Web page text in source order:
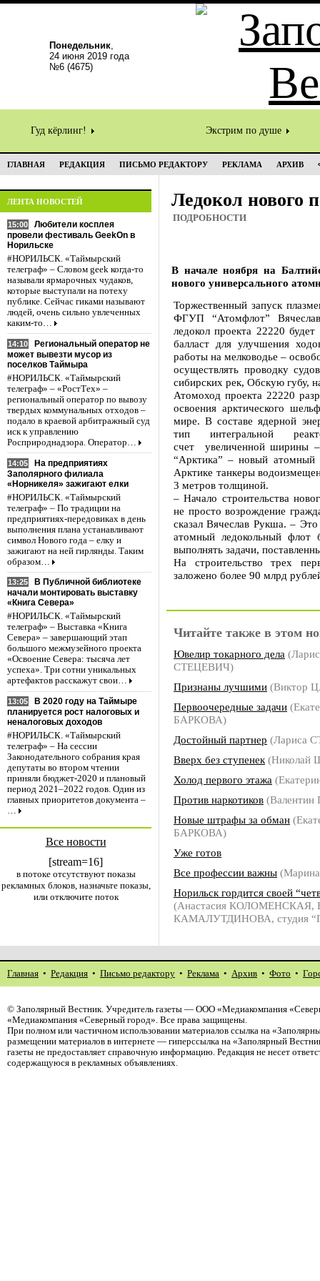
Понедельник,
24 июня 2019 года
№6 (4675)
Гуд кёрлинг! Экстрим по душе
ГЛАВНАЯ РЕДАКЦИЯ ПИСЬМО РЕДАКТОРУ РЕКЛАМА АРХИВ
ЛЕНТА НОВОСТЕЙ
15:00
Любители косплея
провели фестиваль GeekOn в
Норильске
#НОРИЛЬСК. «Таймырский
телеграф» – Словом geek когда-то
называли ярмарочных чудаков,
которые выступали на потеху
публике. Сейчас гиками называют
людей, очень сильно увлеченных
каким-то…
14:10
Региональный оператор не
может вывезти мусор из
поселков Таймыра
#НОРИЛЬСК. «Таймырский
телеграф» – «РостТех» –
региональный оператор по вывозу
твердых коммунальных отходов –
подало в краевой арбитражный суд
иск к управлению
Росприроднадзора. Оператор…
14:05
На предприятиях
Заполярного филиала
«Норникеля» зажигают елки
#НОРИЛЬСК. «Таймырский
телеграф» – По традиции на
предприятиях-передовиках в день
выполнения плана устанавливают
символ Нового года – елку и
зажигают на ней гирлянды. Таким
образом…
13:25
В Публичной библиотеке
начали монтировать выставку
«Книга Севера»
#НОРИЛЬСК. «Таймырский
телеграф» – Выставка «Книга
Севера» – завершающий этап
большого межмузейного проекта
«Освоение Севера: тысяча лет
успеха». Три сотни уникальных
артефактов расскажут свои…
13:05
В 2020 году на Таймыре
планируется рост налоговых и
неналоговых доходов
#НОРИЛЬСК. «Таймырский
телеграф» – На сессии
Законодательного собрания края
депутаты во втором чтении
приняли бюджет-2020 и плановый
период 2021–2022 годов. Один из
главных приоритетов документа –
…
Все новости
[stream=16]
в потоке отсутствуют показы
рекламных блоков, назначьте показы,
или отключите поток
Ледокол нового
ПОДРОБНОСТИ
В начале ноября на
нового универсального
Торжественный запуск
ФГУП “Атомфлот”
ледокол проекта 22220
балласт для улучшения
работы на мелководье –
осуществлять проводку
сибирских рек, Обскую губу,
Атомоход проекта 22220
освоения арктического
мире. В составе ядерной
тип интегральной
счет увеличенной ширины
“Арктика” – новый атомный
Арктике танкеры
3 метров толщиной.
– Начало строительства
не просто возрождение
сказал Вячеслав Рукша. –
атомный ледокольный флот
выполнять задачи,
На строительство трех
заложено более 90 млрд
Читайте также в этом
Ювелир токарного дела
СТЕЦЕВИЧ)
Признаны лучшими (Виктор
Первоочередные задачи
БАРКОВА)
Достойный партнер (Лариса
Вверх без ступенек
Холод первого этажа
Против наркотиков
Новые штрафы за обман
БАРКОВА)
Уже готов
Все профессии важны
Норильск гордится своей
(Анастасия КОЛОМЕНСКАЯ,
КАМАЛУТДИНОВА, студия
Главная • Редакция • Письмо редактору • Реклама • Архив • Фото •
© Заполярный Вестник. Учредитель газеты — ООО «Медиакомпания
«Медиакомпания «Северный город». Все права защищены.
При полном или частичном использовании материалов ссылка на
размещении материалов в интернете — гиперссылка на «Заполярный
газеты не предоставляет справочную информацию. Редакция не несет
содержащуюся в рекламных объявлениях.